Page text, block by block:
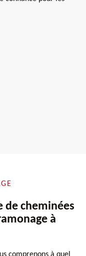
de cheminées
à
comprenons à quel